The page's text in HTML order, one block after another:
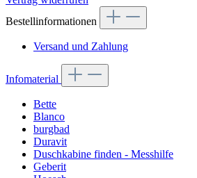
Bestellinformationen
Versand und Zahlung
Infomaterial
Bette
Blanco
burgbad
Duravit
Duschkabine finden - Messhilfe
Geberit